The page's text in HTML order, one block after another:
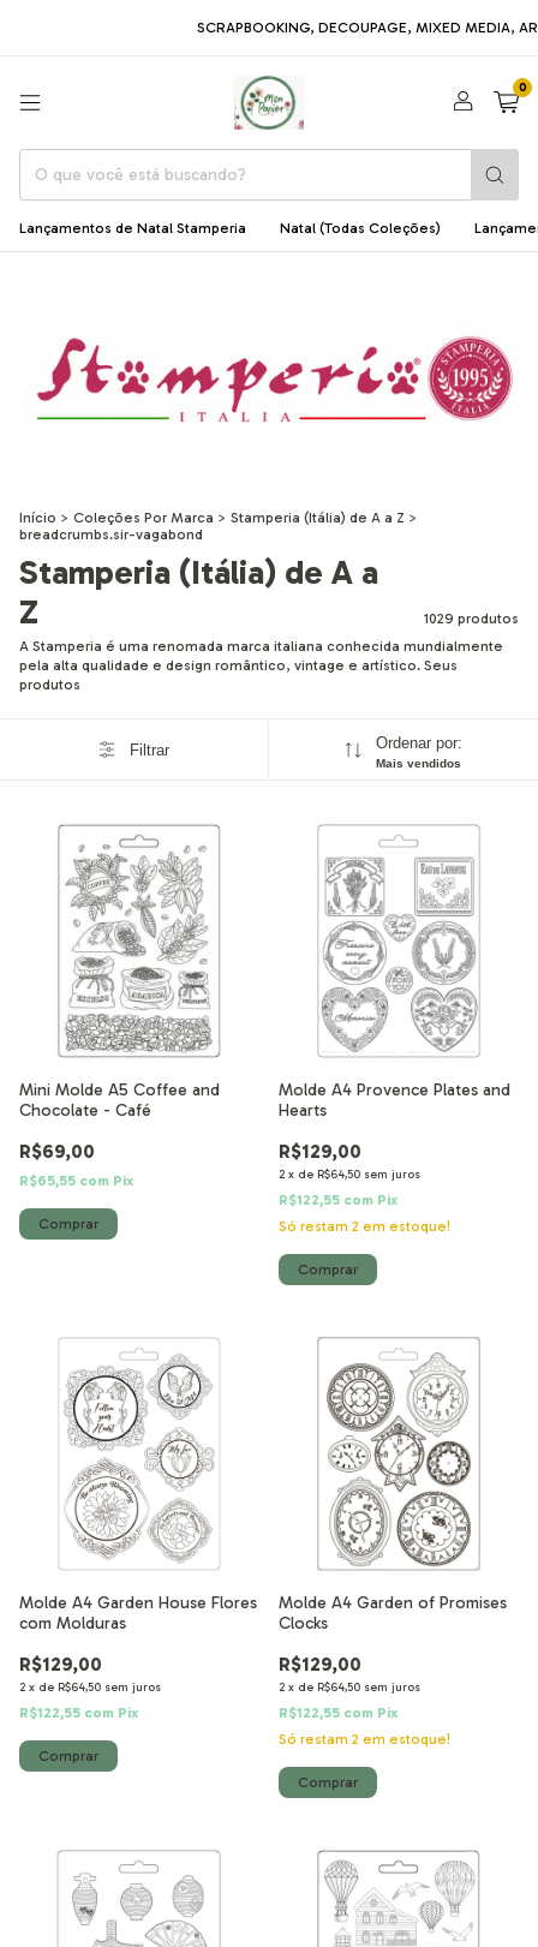
SCRAPBOOKING, DECOUPAGE, MIXED MEDIA, ARTE EM
0
Lançamentos de Natal Stamperia Natal (Todas Coleções)
Início > Coleções Por Marca > Stamperia (Itália) de A a Z >
breadcrumbs.sir-vagabond
Stamperia (Itália) de A a
Z
1029 produtos
A Stamperia é uma renomada marca italiana conhecida mundialmente
pela alta qualidade e design romântico, vintage e artístico. Seus
produtos
Filtrar Ordenar por:
Mais vendidos
Mini Molde A5 Coffee and
Chocolate - Café
R$69,00
R$65,55 com Pix
Molde A4 Provence Plates and
Hearts
R$129,00
2 x de R$64,50 sem juros
R$122,55 com Pix
Só restam 2 em estoque!
Molde A4 Garden House Flores
com Molduras
R$129,00
2 x de R$64,50 sem juros
R$122,55 com Pix
Molde A4 Garden of Promises
Clocks
R$129,00
2 x de R$64,50 sem juros
R$122,55 com Pix
Só restam 2 em estoque!